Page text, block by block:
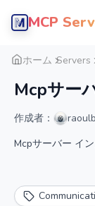
MCP
ホーム Servers
Mcpサー
作成者：
Mcpサーバー イ